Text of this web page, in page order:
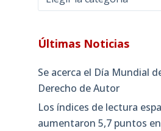
Últimas Noticias
Se acerca el Día Mundial
Derecho de Autor
Los índices de lectura
aumentaron 5,7 puntos